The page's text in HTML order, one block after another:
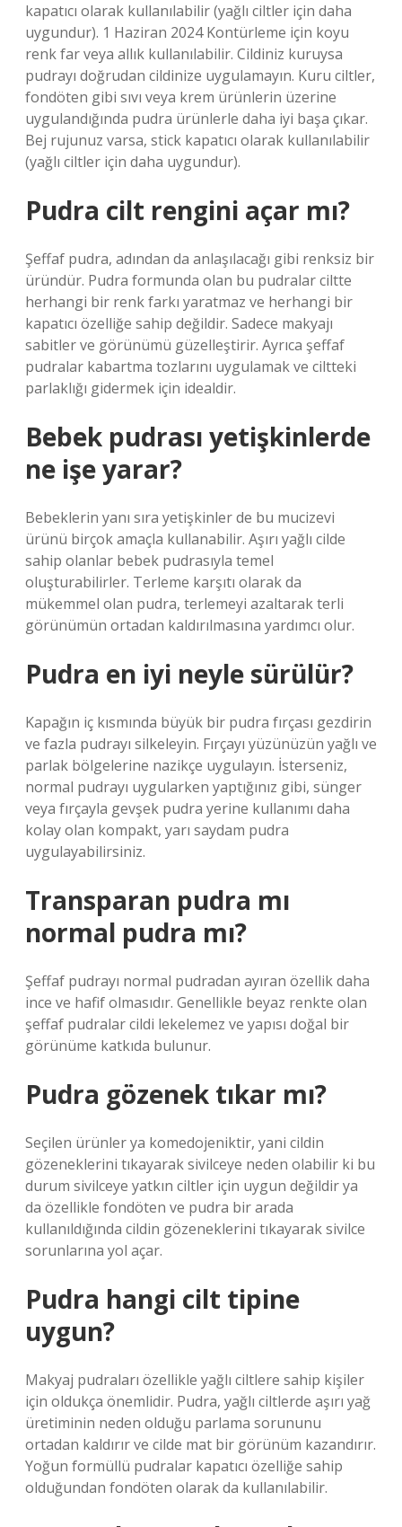
kapatıcı olarak kullanılabilir (yağlı ciltler için daha
uygundur). 1 Haziran 2024 Kontürleme için koyu
renk far veya allık kullanılabilir. Cildiniz kuruysa
pudrayı doğrudan cildinize uygulamayın. Kuru ciltler,
fondöten gibi sıvı veya krem ​​ürünlerin üzerine
uygulandığında pudra ürünlerle daha iyi başa çıkar.
Bej rujunuz varsa, stick kapatıcı olarak kullanılabilir
(yağlı ciltler için daha uygundur).
Pudra cilt rengini açar mı?
Şeffaf pudra, adından da anlaşılacağı gibi renksiz bir
üründür. Pudra formunda olan bu pudralar ciltte
herhangi bir renk farkı yaratmaz ve herhangi bir
kapatıcı özelliğe sahip değildir. Sadece makyajı
sabitler ve görünümü güzelleştirir. Ayrıca şeffaf
pudralar kabartma tozlarını uygulamak ve ciltteki
parlaklığı gidermek için idealdir.
Bebek pudrası yetişkinlerde
ne işe yarar?
Bebeklerin yanı sıra yetişkinler de bu mucizevi
ürünü birçok amaçla kullanabilir. Aşırı yağlı cilde
sahip olanlar bebek pudrasıyla temel
oluşturabilirler. Terleme karşıtı olarak da
mükemmel olan pudra, terlemeyi azaltarak terli
görünümün ortadan kaldırılmasına yardımcı olur.
Pudra en iyi neyle sürülür?
Kapağın iç kısmında büyük bir pudra fırçası gezdirin
ve fazla pudrayı silkeleyin. Fırçayı yüzünüzün yağlı ve
parlak bölgelerine nazikçe uygulayın. İsterseniz,
normal pudrayı uygularken yaptığınız gibi, sünger
veya fırçayla gevşek pudra yerine kullanımı daha
kolay olan kompakt, yarı saydam pudra
uygulayabilirsiniz.
Transparan pudra mı
normal pudra mı?
Şeffaf pudrayı normal pudradan ayıran özellik daha
ince ve hafif olmasıdır. Genellikle beyaz renkte olan
şeffaf pudralar cildi lekelemez ve yapısı doğal bir
görünüme katkıda bulunur.
Pudra gözenek tıkar mı?
Seçilen ürünler ya komedojeniktir, yani cildin
gözeneklerini tıkayarak sivilceye neden olabilir ki bu
durum sivilceye yatkın ciltler için uygun değildir ya
da özellikle fondöten ve pudra bir arada
kullanıldığında cildin gözeneklerini tıkayarak sivilce
sorunlarına yol açar.
Pudra hangi cilt tipine
uygun?
Makyaj pudraları özellikle yağlı ciltlere sahip kişiler
için oldukça önemlidir. Pudra, yağlı ciltlerde aşırı yağ
üretiminin neden olduğu parlama sorununu
ortadan kaldırır ve cilde mat bir görünüm kazandırır.
Yoğun formüllü pudralar kapatıcı özelliğe sahip
olduğundan fondöten olarak da kullanılabilir.